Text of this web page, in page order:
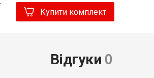
Купити комплект
Відгуки 0